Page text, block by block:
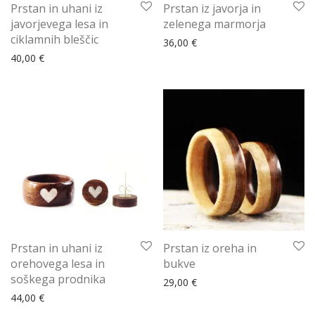
Prstan in uhani iz
javorjevega lesa in
ciklamnih bleščic
40,00 €
Prstan iz javorja in
zelenega marmorja
36,00 €
Prstan in uhani iz
orehovega lesa in
soškega prodnika
44,00 €
Prstan iz oreha in
bukve
29,00 €